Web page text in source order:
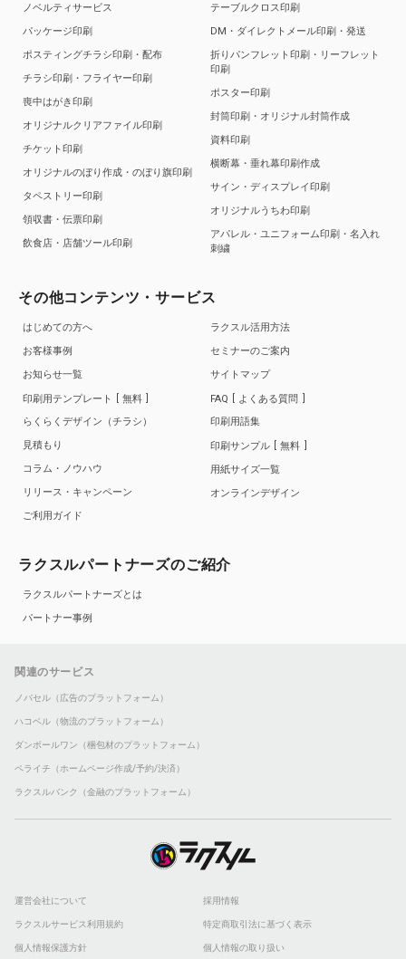
ノベルティサービス
パッケージ印刷
ポスティングチラシ印刷・配布
チラシ印刷・フライヤー印刷
喪中はがき印刷
オリジナルクリアファイル印刷
チケット印刷
オリジナルのぼり作成・のぼり旗印刷
タペストリー印刷
領収書・伝票印刷
飲食店・店舗ツール印刷
テーブルクロス印刷
DM・ダイレクトメール印刷・発送
折りパンフレット印刷・リーフレット
印刷
ポスター印刷
封筒印刷・オリジナル封筒作成
資料印刷
横断幕・垂れ幕印刷作成
サイン・ディスプレイ印刷
オリジナルうちわ印刷
アパレル・ユニフォーム印刷・名入れ
刺繍
その他コンテンツ・サービス
はじめての方へ
お客様事例
お知らせ一覧
印刷用テンプレート
無料
らくらくデザイン（チラシ）
見積もり
コラム・ノウハウ
リリース・キャンペーン
ご利用ガイド
ラクスル活用方法
セミナーのご案内
サイトマップ
FAQ
よくある質問
印刷用語集
印刷サンプル
無料
用紙サイズ一覧
オンラインデザイン
ラクスルパートナーズのご紹介
ラクスルパートナーズとは
パートナー事例
関連のサービス
ノバセル（広告のプラットフォーム）
ハコベル（物流のプラットフォーム）
ダンボールワン（梱包材のプラットフォーム）
ペライチ（ホームページ作成/予約/決済）
ラクスルバンク（金融のプラットフォーム）
運営会社について 採用情報
ラクスルサービス利用規約 特定商取引法に基づく表示
個人情報保護方針 個人情報の取り扱い